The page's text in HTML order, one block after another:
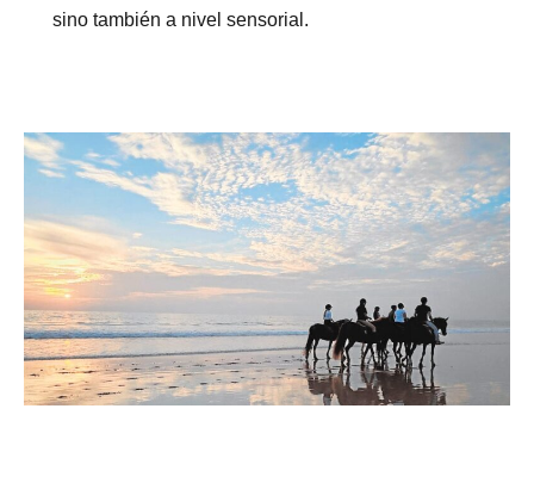
sino también a nivel sensorial.